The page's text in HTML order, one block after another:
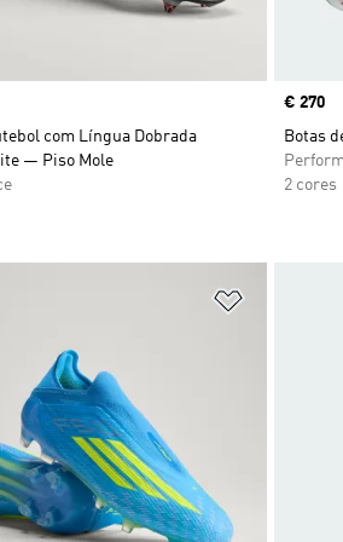
com Língua Dobrada
— Piso Mole
Price
€ 270
Botas
2 cores